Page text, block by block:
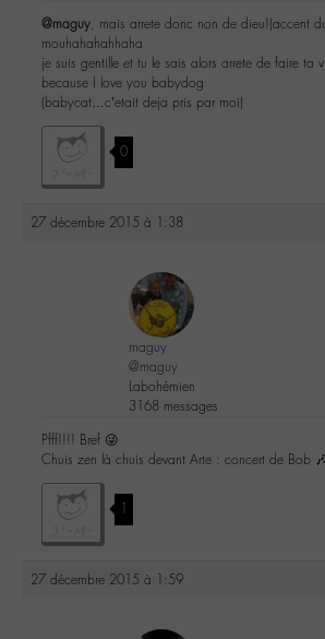
@maguy , mais arrete donc non de dieu!(accent
mouhahahahhaha
je suis gentille et tu le sais alors arrete de faire ta
because I love you babydog
(babycat…c’etait deja pris par moi)
0
27 décembre 2015 à 1:38
maguy
@maguy
Labohémien
3168 messages
Pfff!!!! Bref 😜
Chuis zen là chuis devant Arte : concert de Bob
1
27 décembre 2015 à 1:59